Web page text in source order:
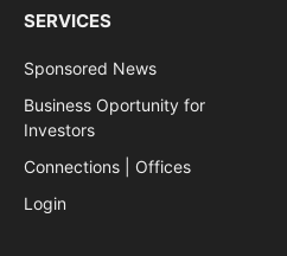
SERVICES
Sponsored News
Business Oportunity for
Investors
Connections | Offices
Login